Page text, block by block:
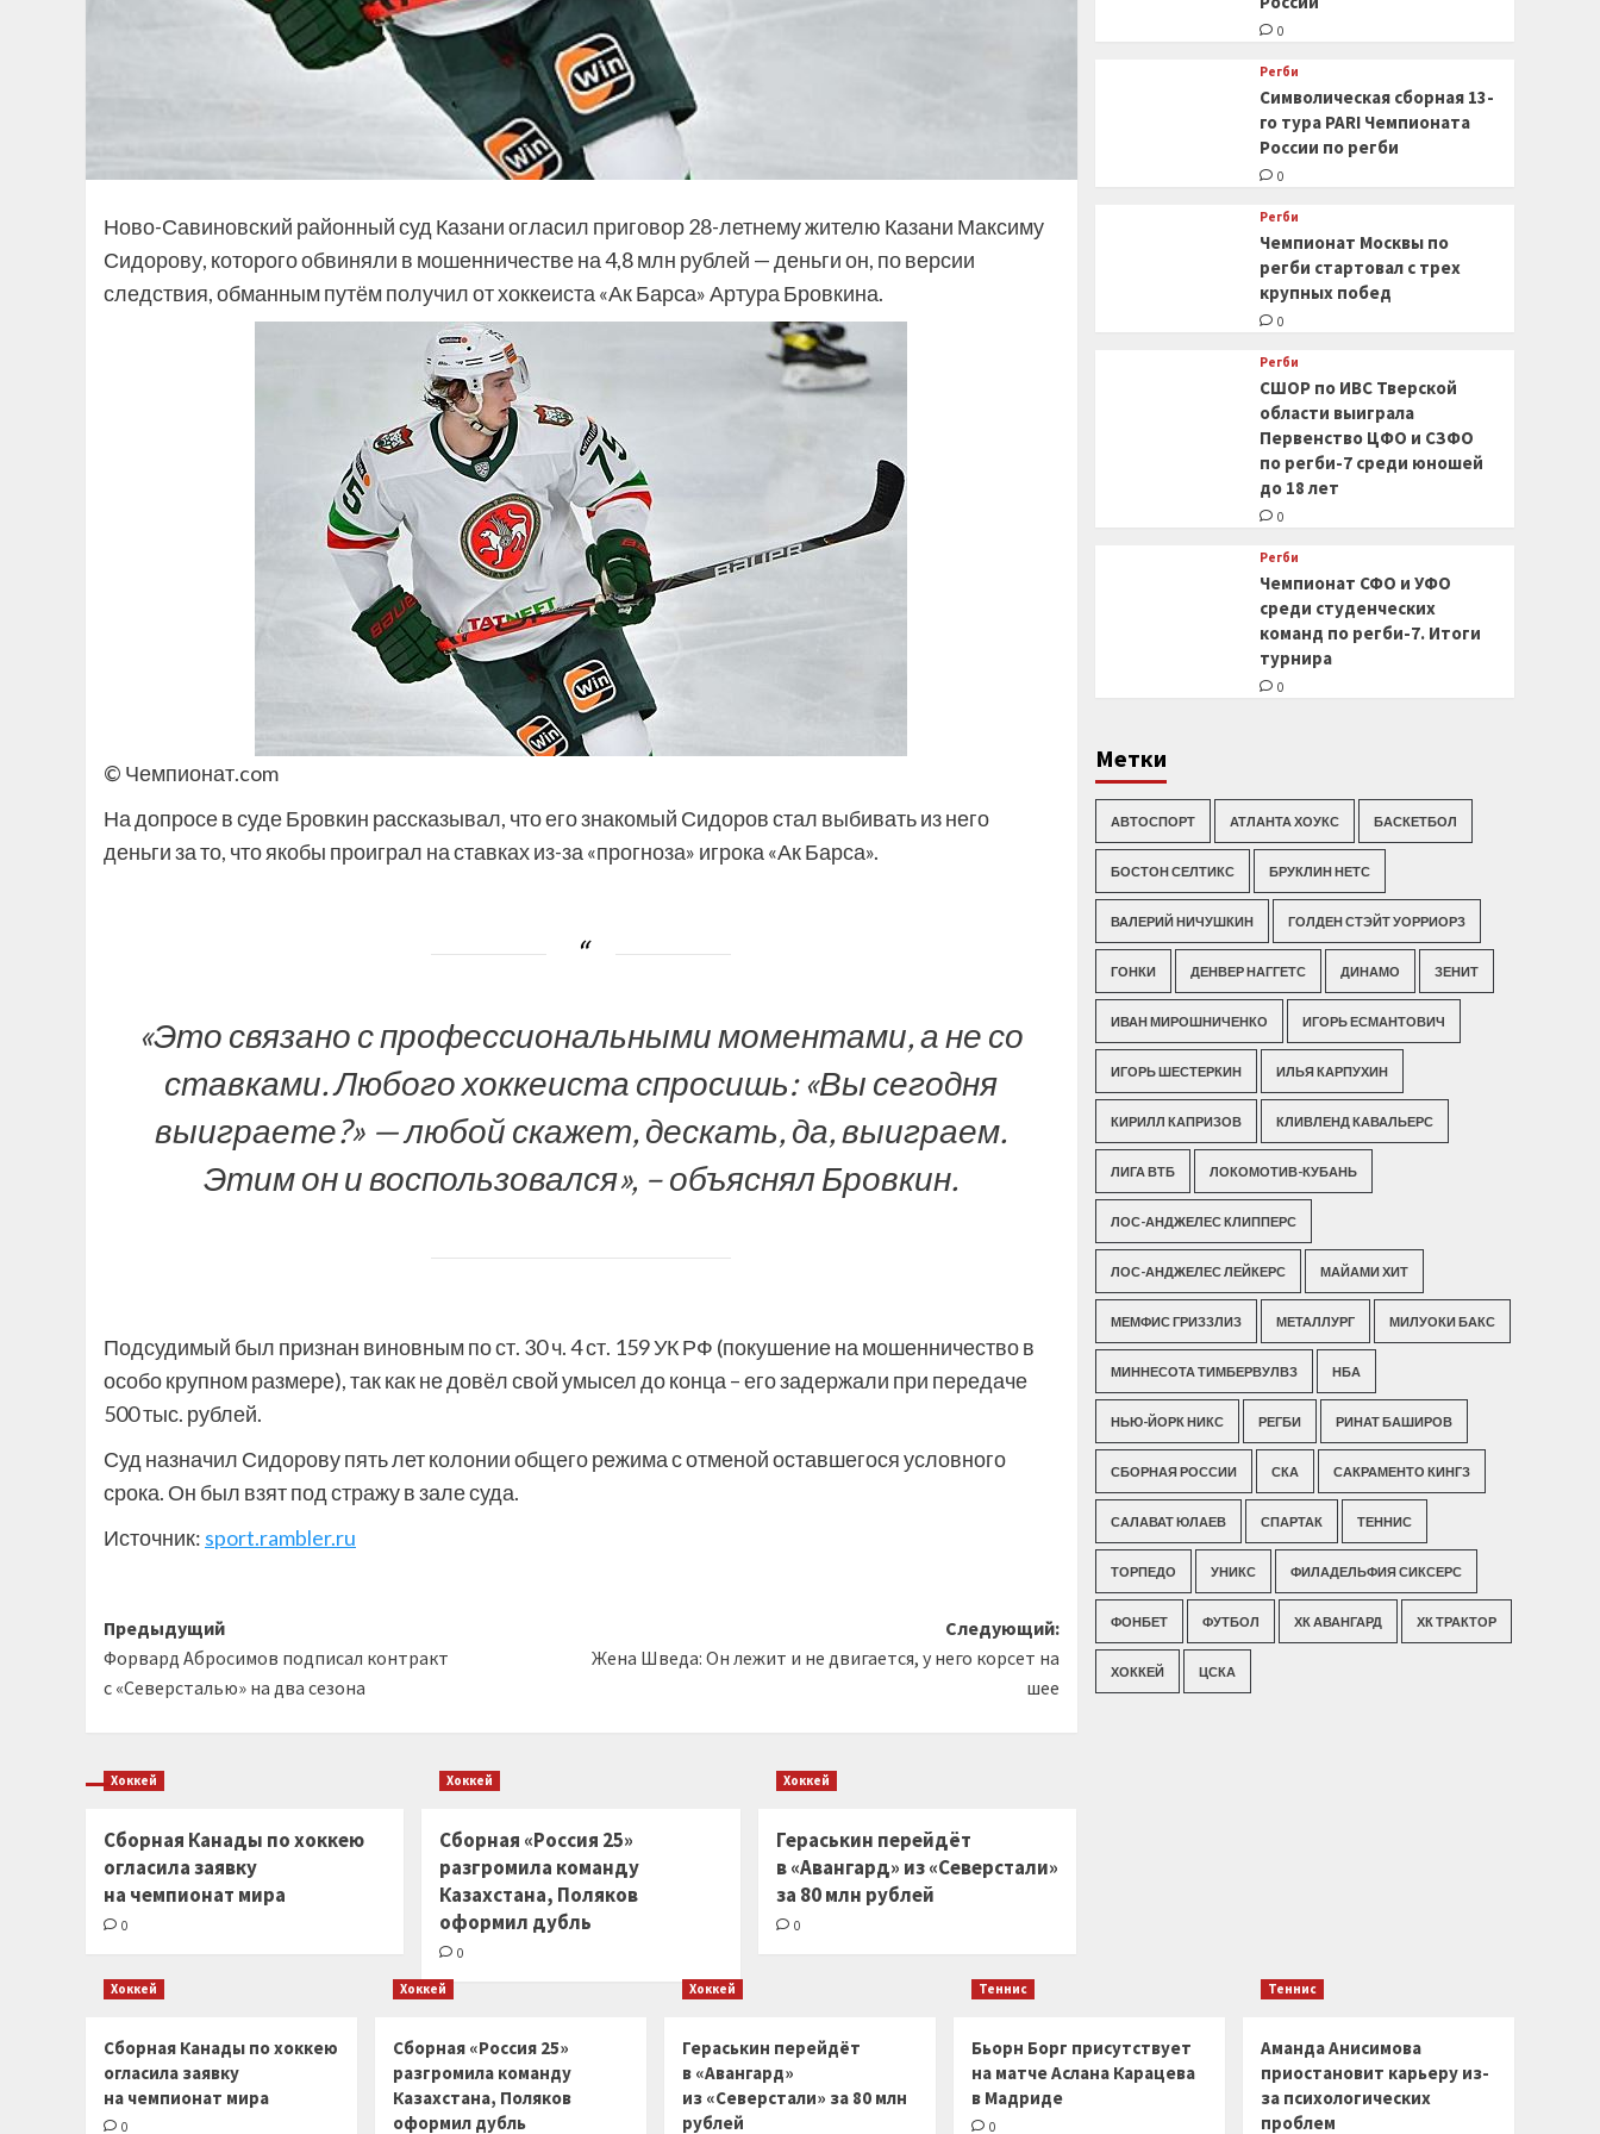
Ново-Савиновский районный суд Казани огласил приговор 28-летнему жителю Казани Максиму
Сидорову, которого обвиняли в мошенничестве на 4,8 млн рублей — деньги он, по версии
следствия, обманным путём получил от хоккеиста «Ак Барса» Артура Бровкина.
© Чемпионат.com
На допросе в суде Бровкин рассказывал, что его знакомый Сидоров стал выбивать из него
деньги за то, что якобы проиграл на ставках из-за «прогноза» игрока «Ак Барса».
«Это связано с профессиональными моментами, а не со
ставками. Любого хоккеиста спросишь: «Вы сегодня
выиграете?» — любой скажет, дескать, да, выиграем.
Этим он и воспользовался», – объяснял Бровкин.
Подсудимый был признан виновным по ст. 30 ч. 4 ст. 159 УК РФ (покушение на мошенничество в
особо крупном размере), так как не довёл свой умысел до конца – его задержали при передаче
500 тыс. рублей.
Суд назначил Сидорову пять лет колонии общего режима с отменой оставшегося условного
срока. Он был взят под стражу в зале суда.
Источник: sport.rambler.ru
Навигация
записи
Предыдущий
Форвард Абросимов подписал контракт
с «Северсталью» на два сезона
Следующий:
Жена Шведа: Он лежит и не двигается, у него корсет на
шее
Хоккей
Сборная Канады по хоккею
огласила заявку
на чемпионат мира
0
Хоккей
Сборная «Россия 25»
разгромила команду
Казахстана, Поляков
оформил дубль
0
Хоккей
Гераськин перейдёт
в «Авангард» из «Северстали»
за 80 млн рублей
0
0
Регби
Символическая сборная 13-
го тура PARI Чемпионата
России по регби
0
Регби
Чемпионат Москвы по
регби стартовал с трех
крупных побед
0
Регби
СШОР по ИВС Тверской
области выиграла
Первенство ЦФО и СЗФО
по регби-7 среди юношей
до 18 лет
0
Регби
Чемпионат СФО и УФО
среди студенческих
команд по регби-7. Итоги
турнира
0
Метки
АВТОСПОРТ АТЛАНТА ХОУКС БАСКЕТБОЛ
БОСТОН СЕЛТИКС БРУКЛИН НЕТС
ВАЛЕРИЙ НИЧУШКИН ГОЛДЕН СТЭЙТ УОРРИОРЗ
ГОНКИ ДЕНВЕР НАГГЕТС ДИНАМО ЗЕНИТ
ИВАН МИРОШНИЧЕНКО ИГОРЬ ЕСМАНТОВИЧ
ИГОРЬ ШЕСТЕРКИН ИЛЬЯ КАРПУХИН
КИРИЛЛ КАПРИЗОВ КЛИВЛЕНД КАВАЛЬЕРС
ЛИГА ВТБ ЛОКОМОТИВ-КУБАНЬ
ЛОС-АНДЖЕЛЕС КЛИППЕРС
ЛОС-АНДЖЕЛЕС ЛЕЙКЕРС МАЙАМИ ХИТ
МЕМФИС ГРИЗЗЛИЗ МЕТАЛЛУРГ МИЛУОКИ БАКС
МИННЕСОТА ТИМБЕРВУЛВЗ НБА
НЬЮ-ЙОРК НИКС РЕГБИ РИНАТ БАШИРОВ
СБОРНАЯ РОССИИ СКА САКРАМЕНТО КИНГЗ
САЛАВАТ ЮЛАЕВ СПАРТАК ТЕННИС
ТОРПЕДО УНИКС ФИЛАДЕЛЬФИЯ СИКСЕРС
ФОНБЕТ ФУТБОЛ ХК АВАНГАРД ХК ТРАКТОР
ХОККЕЙ ЦСКА
Хоккей
Сборная Канады по хоккею
огласила заявку
на чемпионат мира
0
Хоккей
Сборная «Россия 25»
разгромила команду
Казахстана, Поляков
оформил дубль
Хоккей
Гераськин перейдёт
в «Авангард»
из «Северстали» за 80 млн
рублей
Теннис
Бьорн Борг присутствует
на матче Аслана Карацева
в Мадриде
0
Теннис
Аманда Анисимова
приостановит карьеру из-
за психологических
проблем